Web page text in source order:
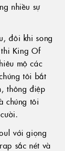
nhiều sự
đôi khi song
King Of
mộ các
tôi bắt
thông điệp
chúng tôi
với giọng
sắc nét và